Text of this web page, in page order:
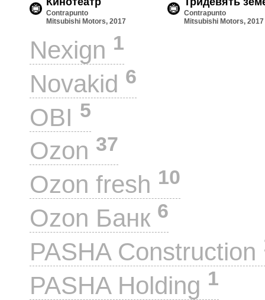
Contrapunto
Mitsubishi Motors, 2017
Contrapunto
Mitsubishi Motors, 2017
Nexign 1
Novakid 6
OBI 5
Ozon 37
Ozon fresh 10
Ozon Банк 6
PASHA Construction
PASHA Holding 1